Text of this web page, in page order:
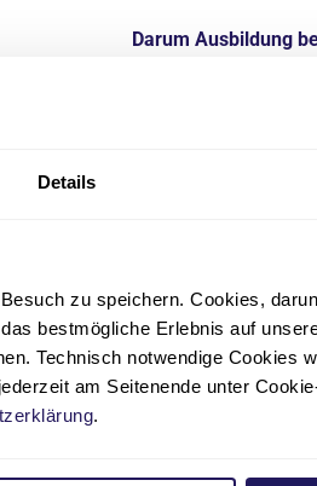
Details
zu speichern. Cookies,
bestmögliche Erlebnis auf
Technisch notwendige Cookies
am Seitenende unter
.
Darum Ausbildung